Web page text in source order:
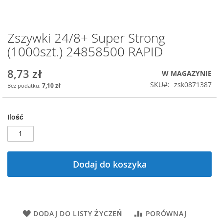
Przejdź
na
początek
Zszywki 24/8+ Super Strong
(1000szt.) 24858500 RAPID
8,73 zł
7,10 zł
W MAGAZYNIE
SKU
zsk0871387
Ilość
Dodaj do koszyka
DODAJ DO LISTY ŻYCZEŃ PORÓWNAJ